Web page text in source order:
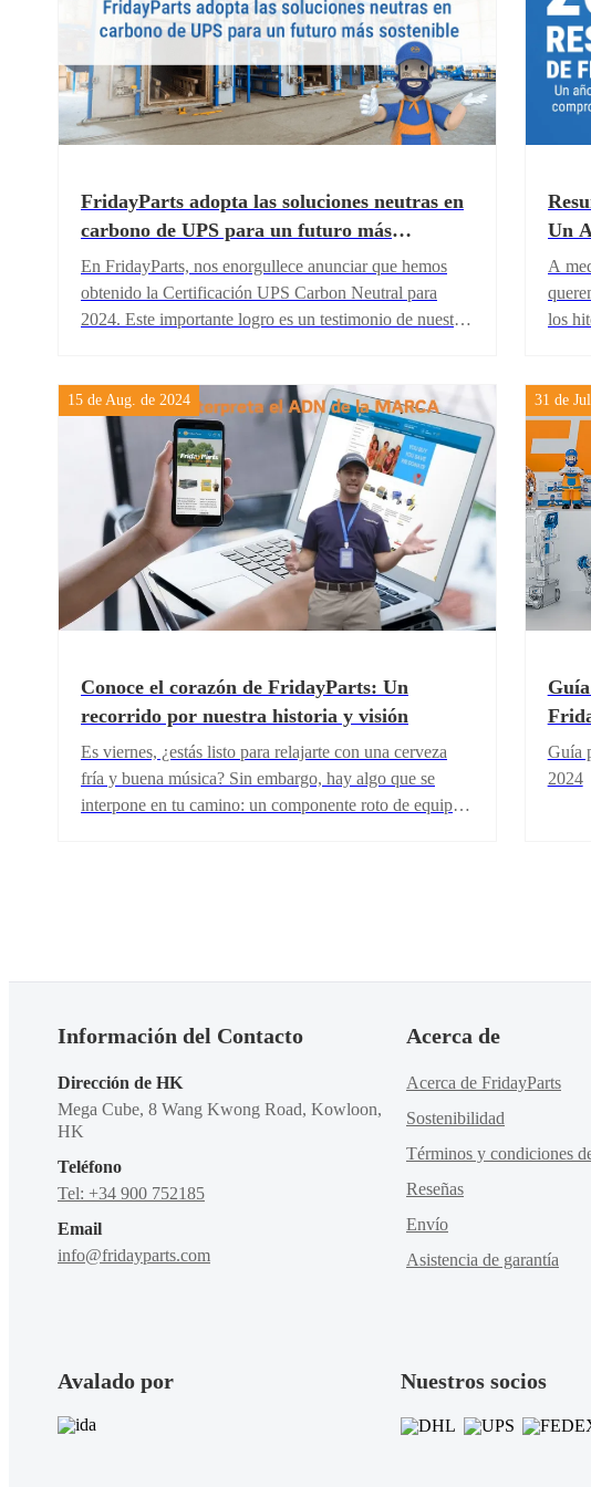
FridayParts adopta las soluciones neutras en
carbono de UPS para un futuro más
sostenible
En FridayParts, nos enorgullece anunciar que hemos
obtenido la Certificación UPS Carbon Neutral para
2024. Este importante logro es un testimonio de nuestro
ha mitigado 21.253 toneladas métricas de CO₂e en
2024, reflejando nuestros esfuerzos continuos por
reducir la huella de carbono en la logística.
Un
A
los
de
15 de Aug. de 2024
Conoce el corazón de FridayParts: Un
recorrido por nuestra historia y visión
Es viernes, ¿estás listo para relajarte con una cerveza
fría y buena música? Sin embargo, hay algo que se
interpone en tu camino: un componente roto de equipo
31 de
Guía
2024
Información del Contacto
Dirección de HK
Mega Cube, 8 Wang Kwong Road, Kowloon,
HK
Teléfono
Tel: +34 900 752185
Email
info@fridayparts.com
Acerca de
Acerca de FridayParts
Sostenibilidad
Términos y condiciones
Reseñas
Envío
Asistencia de garantía
Avalado por Nuestros socios